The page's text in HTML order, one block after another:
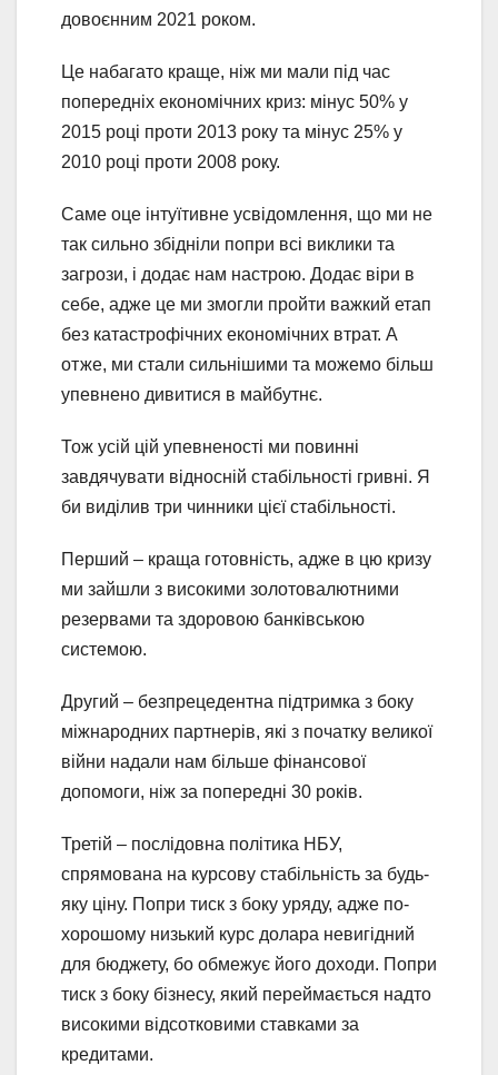
довоєнним 2021 роком.
Це набагато краще, ніж ми мали під час
попередніх економічних криз: мінус 50% у
2015 році проти 2013 року та мінус 25% у
2010 році проти 2008 року.
Саме оце інтуїтивне усвідомлення, що ми не
так сильно збідніли попри всі виклики та
загрози, і додає нам настрою. Додає віри в
себе, адже це ми змогли пройти важкий етап
без катастрофічних економічних втрат. А
отже, ми стали сильнішими та можемо більш
упевнено дивитися в майбутнє.
Тож усій цій упевненості ми повинні
завдячувати відносній стабільності гривні. Я
би виділив три чинники цієї стабільності.
Перший – краща готовність, адже в цю кризу
ми зайшли з високими золотовалютними
резервами та здоровою банківською
системою.
Другий – безпрецедентна підтримка з боку
міжнародних партнерів, які з початку великої
війни надали нам більше фінансової
допомоги, ніж за попередні 30 років.
Третій – послідовна політика НБУ,
спрямована на курсову стабільність за будь-
яку ціну. Попри тиск з боку уряду, адже по-
хорошому низький курс долара невигідний
для бюджету, бо обмежує його доходи. Попри
тиск з боку бізнесу, який переймається надто
високими відсотковими ставками за
кредитами.